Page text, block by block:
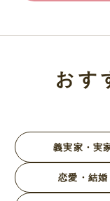
おす
義実家・実
恋愛・結婚